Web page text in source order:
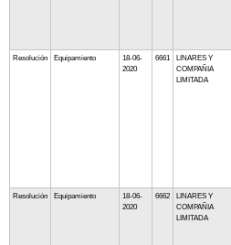
Resolución Equipamiento
18-06-
2020
6661
LINARES Y
COMPAÑIA
LIMITADA
Resolución Equipamiento
18-06-
2020
6662
LINARES Y
COMPAÑIA
LIMITADA